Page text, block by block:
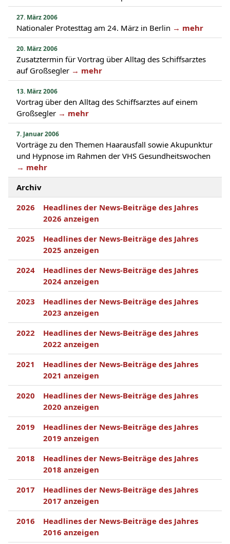
27. März 2006
Nationaler Protesttag am 24. März in Berlin → mehr
20. März 2006
Zusatztermin für Vortrag über Alltag des Schiffsarztes
auf Großsegler → mehr
13. März 2006
Vortrag über den Alltag des Schiffsarztes auf einem
Großsegler → mehr
7. Januar 2006
Vorträge zu den Themen Haarausfall sowie Akupunktur
und Hypnose im Rahmen der VHS Gesundheitswochen
→ mehr
Archiv
2026
Headlines der News-Beiträge des Jahres
2026 anzeigen
2025
Headlines der News-Beiträge des Jahres
2025 anzeigen
2024
Headlines der News-Beiträge des Jahres
2024 anzeigen
2023
Headlines der News-Beiträge des Jahres
2023 anzeigen
2022
Headlines der News-Beiträge des Jahres
2022 anzeigen
2021
Headlines der News-Beiträge des Jahres
2021 anzeigen
2020
Headlines der News-Beiträge des Jahres
2020 anzeigen
2019
Headlines der News-Beiträge des Jahres
2019 anzeigen
2018
Headlines der News-Beiträge des Jahres
2018 anzeigen
2017
Headlines der News-Beiträge des Jahres
2017 anzeigen
2016
Headlines der News-Beiträge des Jahres
2016 anzeigen